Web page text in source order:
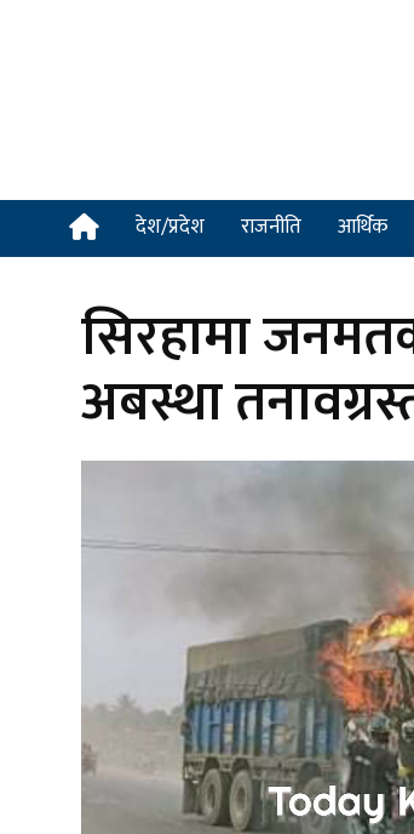
देश/प्रदेश राजनीति आर्थिक
सिरहामा
अबस्था